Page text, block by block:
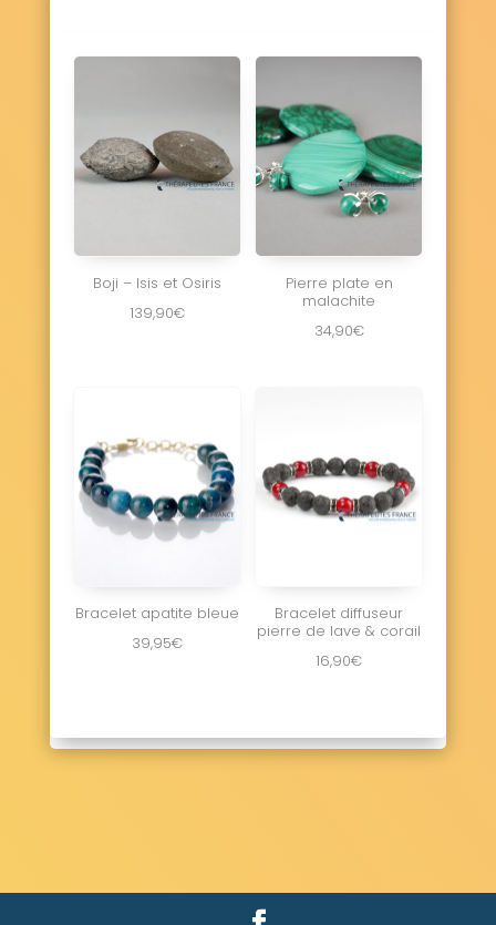
Boji – Isis et Osiris
139,90€
Pierre plate en
malachite
34,90€
Bracelet apatite bleue
39,95€
Bracelet diffuseur
pierre de lave & corail
16,90€